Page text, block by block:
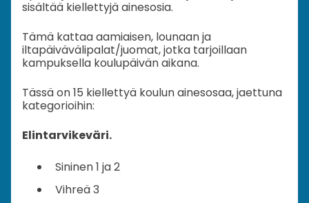
sisältää kiellettyjä ainesosia.
Tämä kattaa aamiaisen, lounaan ja
iltapäivävälipalat/juomat, jotka tarjoillaan
kampuksella koulupäivän aikana.
Tässä on 15 kiellettyä koulun ainesosaa, jaettuna
kategorioihin:
Elintarvikeväri.
Sininen 1 ja 2
Vihreä 3